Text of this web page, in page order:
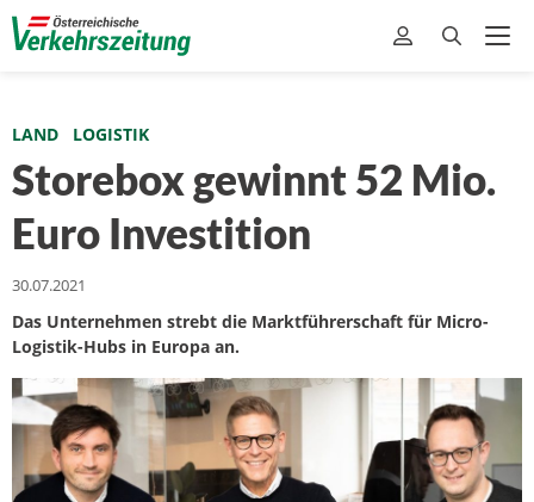
LAND LOGISTIK
Storebox gewinnt 52 Mio.
Euro Investition
30.07.2021
Das Unternehmen strebt die Marktführerschaft für Micro-
Logistik-Hubs in Europa an.